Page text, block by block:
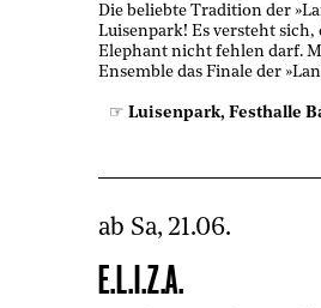
Die beliebte Tradition der
Luisenpark! Es versteht sich,
Elephant nicht fehlen darf.
Ensemble das Finale der
Luisenpark, Festhalle
ab Sa, 21.06.
E.L.I.Z.A.